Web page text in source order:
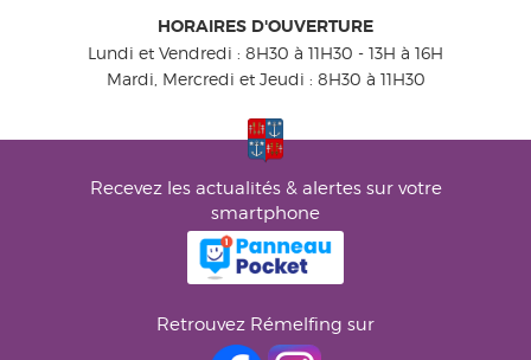
HORAIRES D'OUVERTURE
Lundi et Vendredi : 8H30 à 11H30 - 13H à 16H
Mardi, Mercredi et Jeudi : 8H30 à 11H30
Recevez les actualités & alertes sur votre
smartphone
Retrouvez Rémelfing sur